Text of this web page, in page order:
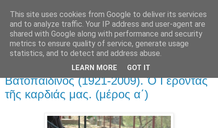
30 Ιουν 2010
μακαριστὸς Γέροντας Ἰωσὴφ
Βατοπαιδινὸς (1921-2009). Ὁ Γέροντας
τῆς καρδιάς μας. (μέρος α΄)
This site uses cookies from Google to deliver its services
and to analyze traffic. Your IP address and user-agent are
shared with Google along with performance and security
metrics to ensure quality of service, generate usage
statistics, and to detect and address abuse.
LEARN MORE GOT IT